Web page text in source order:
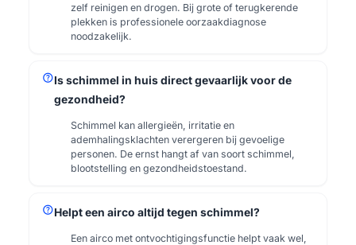
zelf reinigen en drogen. Bij grote of terugkerende
plekken is professionele oorzaakdiagnose
noodzakelijk.
helpIs schimmel in huis direct gevaarlijk voor de
gezondheid?
Schimmel kan allergieën, irritatie en
ademhalingsklachten verergeren bij gevoelige
personen. De ernst hangt af van soort schimmel,
blootstelling en gezondheidstoestand.
helpHelpt een airco altijd tegen schimmel?
Een airco met ontvochtigingsfunctie helpt vaak wel,